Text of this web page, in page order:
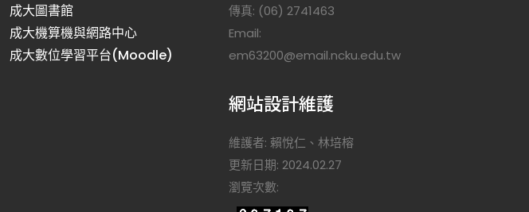
成大圖書館
成大機算機與網路中心
成大數位學習平台(Moodle)
傳真: (06) 2741463
Email:
em63200@email.ncku.edu.tw
網站設計維護
維護者: 賴悅仁、林培榕
更新日期: 2024.02.27
瀏覽次數: